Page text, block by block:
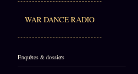
WAR DANCE RADIO
Enquêtes & dossiers